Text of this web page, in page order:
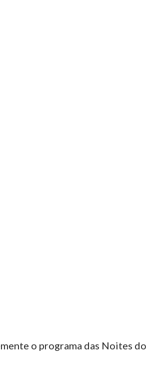
o programa das Noites